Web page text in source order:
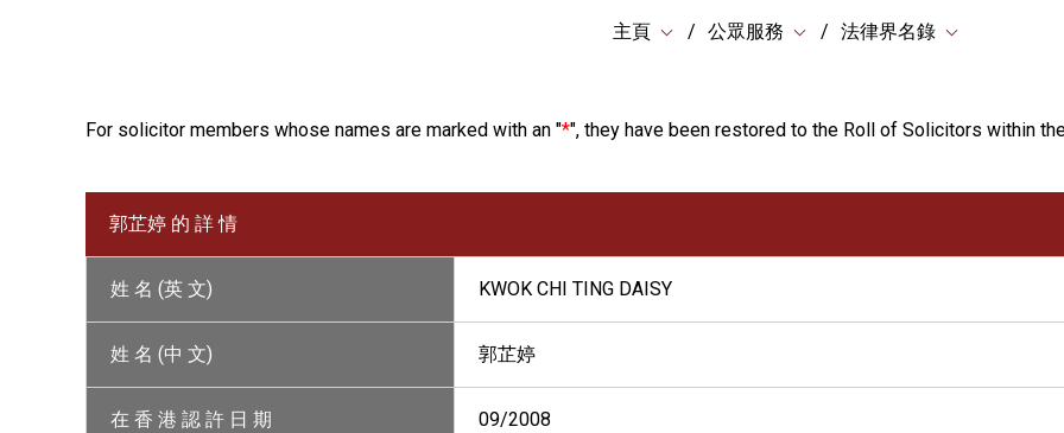
主頁 公眾服務 法律界名錄
For solicitor members whose names are marked with an "*", they have been restored to the Roll of Solicitors within
郭芷婷 的 詳 情
姓 名 (英 文) KWOK CHI TING DAISY
姓 名 (中 文) 郭芷婷
在 香 港 認 許 日 期 09/2008